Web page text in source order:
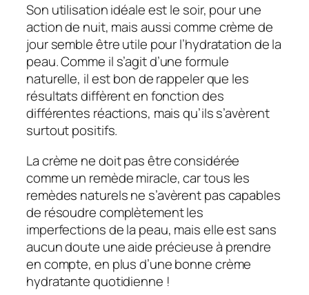
Son utilisation idéale est le soir, pour une
action de nuit, mais aussi comme crème de
jour semble être utile pour l’hydratation de la
peau. Comme il s’agit d’une formule
naturelle, il est bon de rappeler que les
résultats diffèrent en fonction des
différentes réactions, mais qu’ils s’avèrent
surtout positifs.
La crème ne doit pas être considérée
comme un remède miracle, car tous les
remèdes naturels ne s’avèrent pas capables
de résoudre complètement les
imperfections de la peau, mais elle est sans
aucun doute une aide précieuse à prendre
en compte, en plus d’une bonne crème
hydratante quotidienne !